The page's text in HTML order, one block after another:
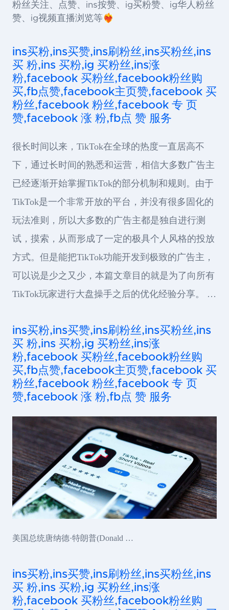
粉丝关注、点赞、ins按赞、ig买粉赞、ig华人粉丝
赞、ig视频直播浏览等❤️‍🔥
ins买粉,ins买赞,ins刷粉丝,ins买粉丝,ins
买 粉,ins 买粉,ig 买粉丝,ins涨
粉,facebook 买粉丝,facebook粉丝购
买,fb点赞,facebook主页赞,facebook 买
粉丝,facebook 粉丝,facebook 专 页
赞,facebook 涨 粉,fb点 赞 服务
很长时间以来，TikTok在全球的热度一直居高不
下，通过长时间的熟悉和运营，相信大多数广告主
已经逐渐开始掌握TikTok的部分机制和规则。由于
TikTok是一个非常开放的平台，并没有很多固化的
玩法准则，所以大多数的广告主都是独自进行测
试，摸索，从而形成了一定的极具个人风格的投放
方式。但是能把TikTok功能开发到极致的广告主，
可以说是少之又少，本篇文章目的就是为了向所有
TikTok玩家进行大盘操手之后的优化经验分享。 …
ins买粉,ins买赞,ins刷粉丝,ins买粉丝,ins
买 粉,ins 买粉,ig 买粉丝,ins涨
粉,facebook 买粉丝,facebook粉丝购
买,fb点赞,facebook主页赞,facebook 买
粉丝,facebook 粉丝,facebook 专 页
赞,facebook 涨 粉,fb点 赞 服务
美国总统唐纳德·特朗普(Donald …
ins买粉,ins买赞,ins刷粉丝,ins买粉丝,ins
买 粉,ins 买粉,ig 买粉丝,ins涨
粉,facebook 买粉丝,facebook粉丝购